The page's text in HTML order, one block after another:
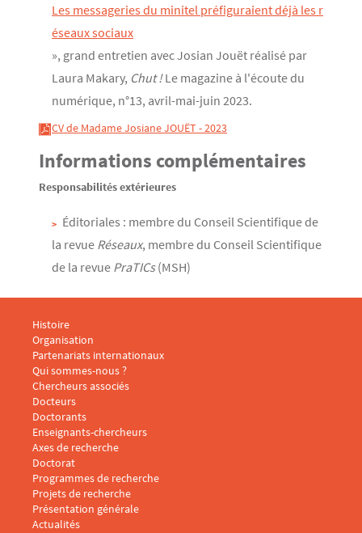
Les messageries du minitel préfiguraient déjà les r
éseaux sociaux
», grand entretien avec Josian Jouët réalisé par
Laura Makary, Chut !Le magazine à l'écoute du
numérique, n°13, avril-mai-juin 2023.
CV de Madame Josiane JOUËT - 2023
Informations complémentaires
Responsabilités extérieures
Éditoriales : membre du Conseil Scientifique de
la revue Réseaux, membre du Conseil Scientifique
de la revue PraTICs(MSH)
Menu footer CARISM 1
Histoire
Organisation
Partenariats internationaux
Qui sommes-nous ?
Menu footer CARISM 2
Chercheurs associés
Docteurs
Doctorants
Enseignants-chercheurs
Menu footer CARISM 3
Axes de recherche
Doctorat
Programmes de recherche
Projets de recherche
Présentation générale
Menu footer CARISM 4
Actualités